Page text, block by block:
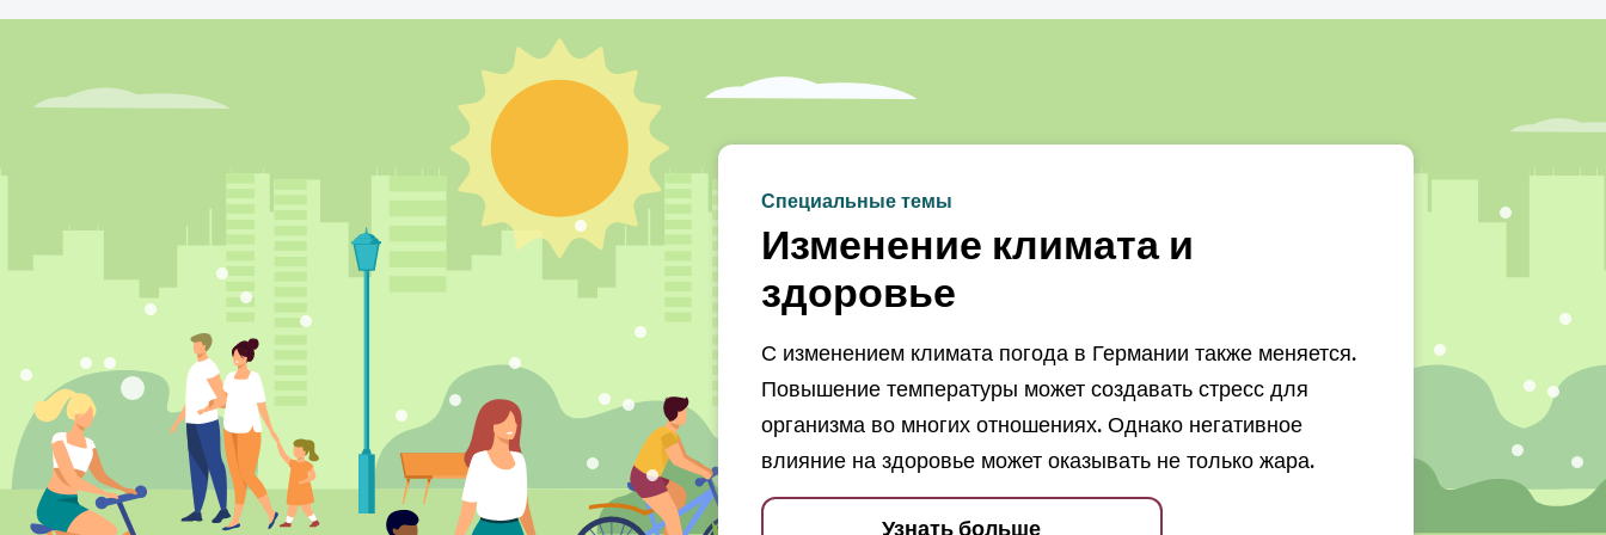
Специальные темы
Изменение климата и
здоровье
С изменением климата погода в Германии также меняется.
Повышение температуры может создавать стресс для
организма во многих отношениях. Однако негативное
влияние на здоровье может оказывать не только жара.
Узнать больше